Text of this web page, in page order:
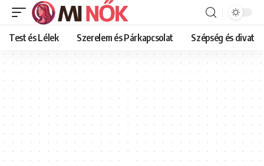
Test és Lélek Szerelem és Párkapcsolat Szépség és divat